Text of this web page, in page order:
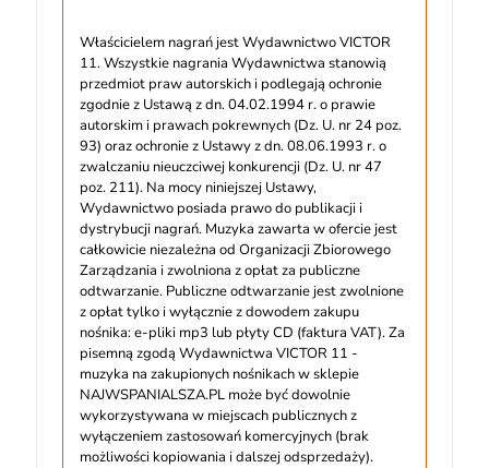
Właścicielem nagrań jest Wydawnictwo VICTOR
11. Wszystkie nagrania Wydawnictwa stanowią
przedmiot praw autorskich i podlegają ochronie
zgodnie z Ustawą z dn. 04.02.1994 r. o prawie
autorskim i prawach pokrewnych (Dz. U. nr 24 poz.
93) oraz ochronie z Ustawy z dn. 08.06.1993 r. o
zwalczaniu nieuczciwej konkurencji (Dz. U. nr 47
poz. 211). Na mocy niniejszej Ustawy,
Wydawnictwo posiada prawo do publikacji i
dystrybucji nagrań. Muzyka zawarta w ofercie jest
całkowicie niezależna od Organizacji Zbiorowego
Zarządzania i zwolniona z opłat za publiczne
odtwarzanie. Publiczne odtwarzanie jest zwolnione
z opłat tylko i wyłącznie z dowodem zakupu
nośnika: e-pliki mp3 lub płyty CD (faktura VAT). Za
pisemną zgodą Wydawnictwa VICTOR 11 -
muzyka na zakupionych nośnikach w sklepie
NAJWSPANIALSZA.PL może być dowolnie
wykorzystywana w miejscach publicznych z
wyłączeniem zastosowań komercyjnych (brak
możliwości kopiowania i dalszej odsprzedaży).